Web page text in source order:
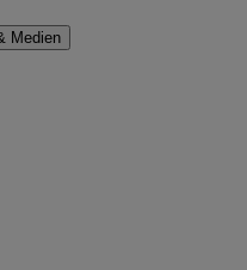
Medien